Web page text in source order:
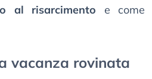
al risarcimento e come
vacanza rovinata